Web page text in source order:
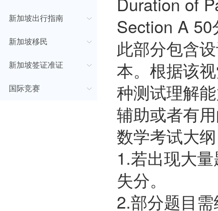
新加坡出行指南
新加坡移民
新加坡签证准证
国际竞赛
Section A 50
此部分包含
本。根据该
种测试理解
辅助或者有
数学考试大纲
1.若出现大
失分。
2.部分题目